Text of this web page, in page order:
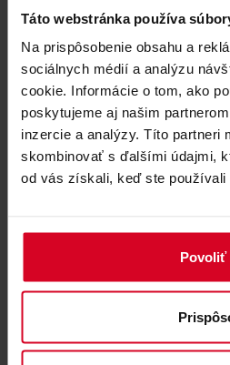
Táto webstránka používa
Na prispôsobenie obsahu a
sociálnych médií a analýzu
cookie. Informácie o tom, ako
poskytujeme aj našim
inzercie a analýzy. Títo partneri
skombinovať s ďalšími údajmi,
od vás získali, keď ste používali
Povoliť
polohu v Jasné a
UBYTUJ SE
STUDNIČKY****